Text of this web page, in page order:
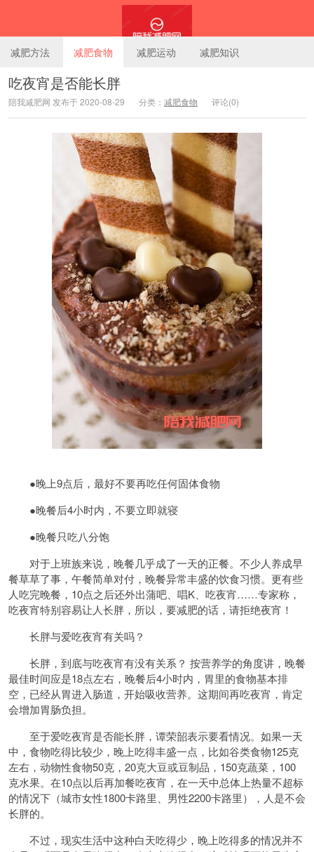
陪我减肥网
减肥方法 减肥食物 减肥运动 减肥知识
吃夜宵是否能长胖
陪我减肥网 发布于 2020-08-29 分类： 减肥食物 评论(0)
●晚上9点后，最好不要再吃任何固体食物
●晚餐后4小时内，不要立即就寝
●晚餐只吃八分饱
对于上班族来说，晚餐几乎成了一天的正餐。不少人养成早
餐草草了事，午餐简单对付，晚餐异常丰盛的饮食习惯。更有些
人吃完晚餐，10点之后还外出蒲吧、唱K、吃夜宵……专家称，
吃夜宵特别容易让人长胖，所以，要减肥的话，请拒绝夜宵！
长胖与爱吃夜宵有关吗？
长胖，到底与吃夜宵有没有关系？ 按营养学的角度讲，晚餐
最佳时间应是18点左右，晚餐后4小时内，胃里的食物基本排
空，已经从胃进入肠道，开始吸收营养。这期间再吃夜宵，肯定
会增加胃肠负担。
至于爱吃夜宵是否能长胖，谭荣韶表示要看情况。如果一天
中，食物吃得比较少，晚上吃得丰盛一点，比如谷类食物125克
左右，动物性食物50克，20克大豆或豆制品，150克蔬菜，100
克水果。在10点以后再加餐吃夜宵，在一天中总体上热量不超标
的情况下（城市女性1800卡路里、男性2200卡路里），人是不会
长胖的。
不过，现实生活中这种白天吃得少，晚上吃得多的情况并不